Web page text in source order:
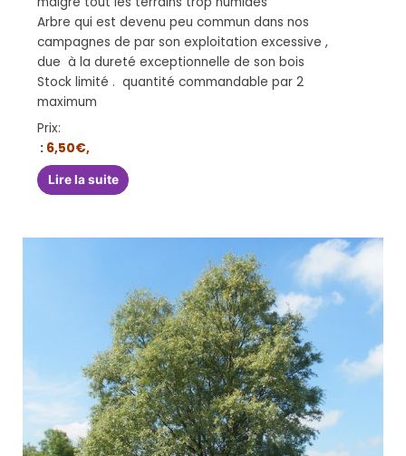
Arbre qui est devenu peu commun dans nos
campagnes de par son exploitation excessive ,
due à la dureté exceptionnelle de son bois
Stock limité . quantité commandable par 2
maximum
Prix:
: 6,50€,
Lire la suite